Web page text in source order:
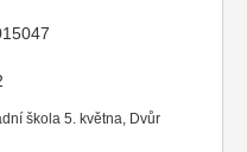
škola 5. května, Dvůr